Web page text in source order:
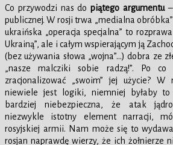
Co przywodzi nas dopiątego argumentu–
publicznej. W rosji trwa „medialna
ukraińska „operacja specjalna” to
Ukrainą”, ale i całym wspierającym ją
(bez używania słowa „wojna”…) dobra ze
„nasze malcziki sobie radzą!”. Po
zracjonalizować „swoim” jej użycie? W
niewiele jest logiki, niemniej byłaby to
bardziej niebezpieczna, że atak
niezwykle istotny element narracji,
rosyjskiej armii. Nam może się to
rosjan naprawdę wierzy, że ich żołnierze